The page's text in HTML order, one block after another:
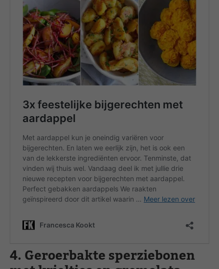
4. Geroerbakte sperziebonen